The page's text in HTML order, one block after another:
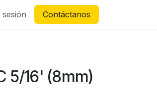
Contáctanos
5/16' (8mm)